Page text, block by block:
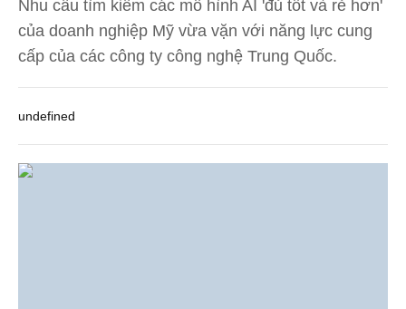
Nhu cầu tìm kiếm các mô hình AI 'đủ tốt và rẻ hơn'
của doanh nghiệp Mỹ vừa vặn với năng lực cung
cấp của các công ty công nghệ Trung Quốc.
undefined